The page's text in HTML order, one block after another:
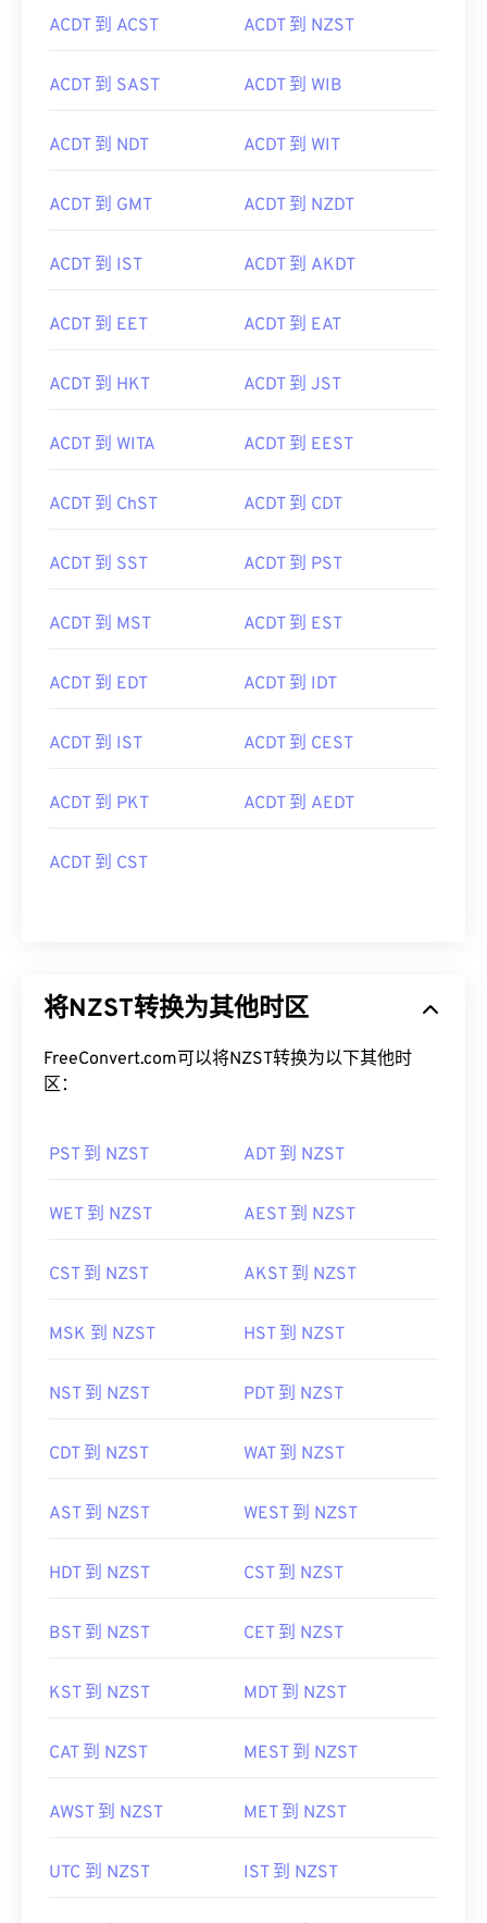
ACDT 到 ACST ACDT 到 NZST
ACDT 到 SAST ACDT 到 WIB
ACDT 到 NDT ACDT 到 WIT
ACDT 到 GMT ACDT 到 NZDT
ACDT 到 IST ACDT 到 AKDT
ACDT 到 EET ACDT 到 EAT
ACDT 到 HKT ACDT 到 JST
ACDT 到 WITA ACDT 到 EEST
ACDT 到 ChST ACDT 到 CDT
ACDT 到 SST ACDT 到 PST
ACDT 到 MST ACDT 到 EST
ACDT 到 EDT ACDT 到 IDT
ACDT 到 IST ACDT 到 CEST
ACDT 到 PKT ACDT 到 AEDT
ACDT 到 CST
将NZST转换为其他时区
FreeConvert.com可以将NZST转换为以下其他时
区：
PST 到 NZST ADT 到 NZST
WET 到 NZST AEST 到 NZST
CST 到 NZST AKST 到 NZST
MSK 到 NZST HST 到 NZST
NST 到 NZST PDT 到 NZST
CDT 到 NZST WAT 到 NZST
AST 到 NZST WEST 到 NZST
HDT 到 NZST CST 到 NZST
BST 到 NZST CET 到 NZST
KST 到 NZST MDT 到 NZST
CAT 到 NZST MEST 到 NZST
AWST 到 NZST MET 到 NZST
UTC 到 NZST IST 到 NZST